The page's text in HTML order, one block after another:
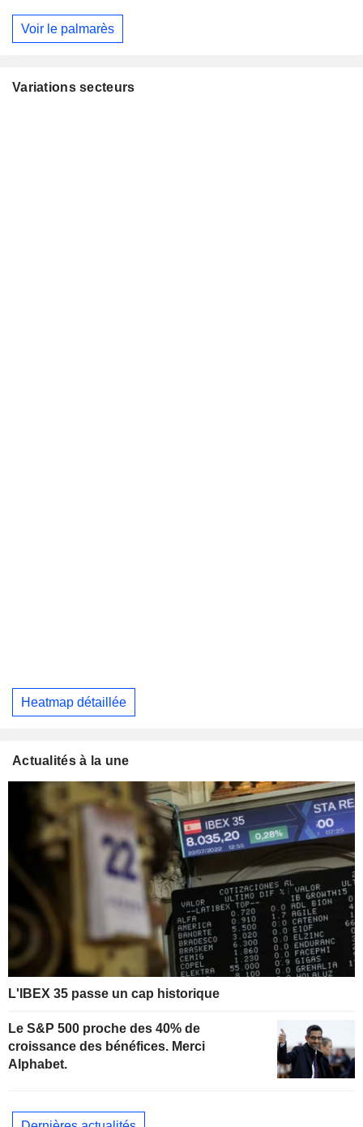
Voir le palmarès
Variations secteurs
Heatmap détaillée
Actualités à la une
L'IBEX 35 passe un cap historique
Le S&P 500 proche des 40% de
croissance des bénéfices. Merci
Alphabet.